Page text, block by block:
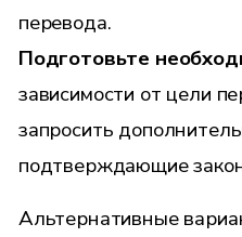
перевода.
Подготовьте
зависимости от цели
запросить
подтверждающие
Альтернативные